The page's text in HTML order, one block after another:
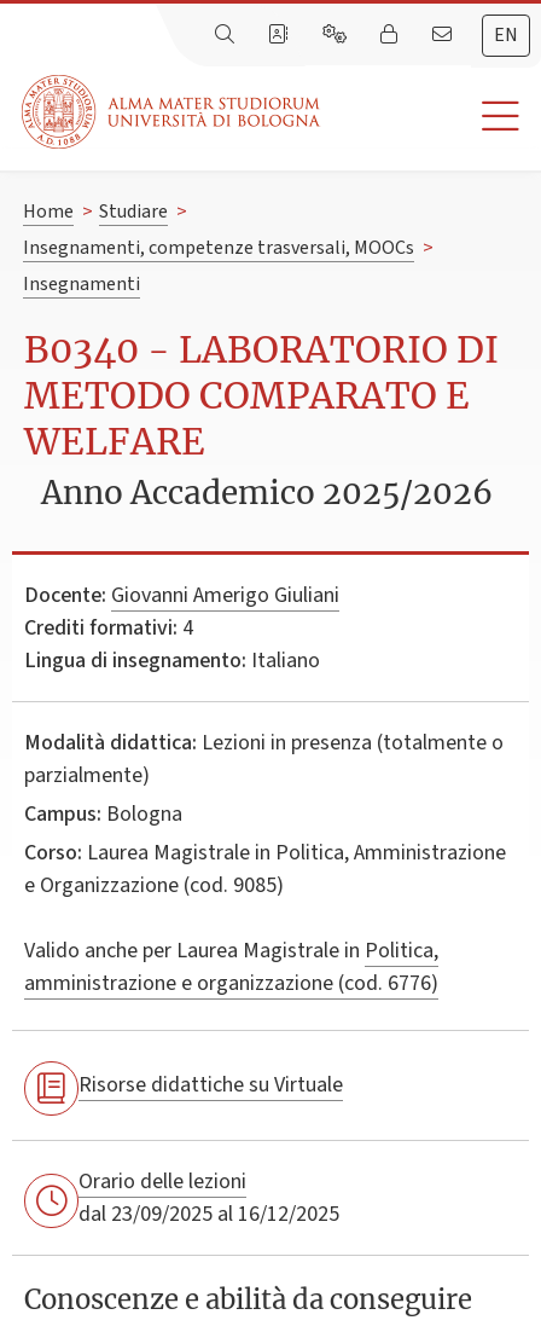
EN
Home > Studiare >
Insegnamenti, competenze trasversali, MOOCs >
Insegnamenti
B0340 - LABORATORIO DI
METODO COMPARATO E
WELFARE
Anno Accademico 2025/2026
Docente: Giovanni Amerigo Giuliani
Crediti formativi: 4
Lingua di insegnamento: Italiano
Modalità didattica: Lezioni in presenza (totalmente o
parzialmente)
Campus: Bologna
Corso: Laurea Magistrale in Politica, Amministrazione
e Organizzazione (cod. 9085)
Valido anche per Laurea Magistrale in Politica,
amministrazione e organizzazione (cod. 6776)
Risorse didattiche su Virtuale
Orario delle lezioni
dal 23/09/2025 al 16/12/2025
Conoscenze e abilità da conseguire